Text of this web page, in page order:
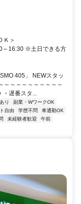
Ｋ＞
※土日できる方
405」 NEWスタッ
～～～～～～～～～～
遅番スタ...
り
副業・WワークOK
自由 学歴不問
車通勤OK
未経験者歓迎
午前